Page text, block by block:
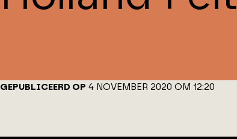
GEPUBLICEERD OP 4 NOVEMBER 2020 OM 12:20